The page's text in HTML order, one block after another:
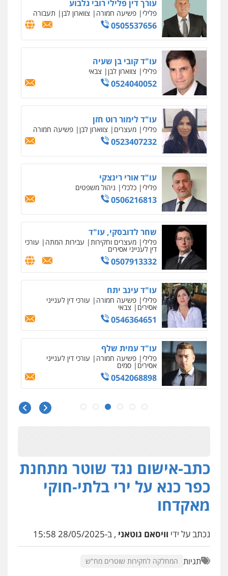
עורך דין פלילי רובי גלבוע
פלילי פשיעה חמורה צווארון לבן תעבורה
0505537656
עו"ד קובי בן שעיה
פלילי צווארון לבן צבאי
0524040052
עו"ד לימור רוט חזן
פלילי מעצרים צווארון לבן פשיעה חמורה
0523407232
עו"ד אורי רינצקי
פלילי כלכלי ניהול משפטים
0506216813
שחר לדובסקי, עו"ד
פלילי מעצרים וחקירות עבירות המתה עורכי
דין לענייני אסירים
0507913332
עו"ד עינב יתח
פלילי פשיעה חמורה עורכי דין לענייני
אסירים צבאי
0546364651
עו"ד עמית שלף
פלילי פשיעה חמורה עורכי דין לענייני
אסירים סמים
0542068898
עו"ד מירב נוסבוים
עורכי דין
רעות כהן – משרד עורכי דין
פלילי צווארון לבן תעבורה אסירים מעצרים
וחקירות
0506277425
פלילי פשיעה חמורה מעצרים וחקירות
כתב-אישום נגד שוטר מתחנת
כפר כנא על ירי בלתי-חוקי
מאקדחו
נכתב על ידי וויסאם גוטאני , ב-28/05/2025 15:58
תגיות המחלקה לחקירות שוטרים מח"ש